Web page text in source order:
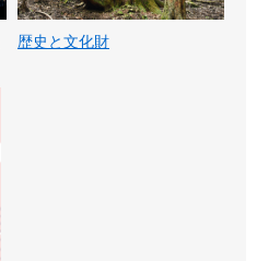
歴史と文化財